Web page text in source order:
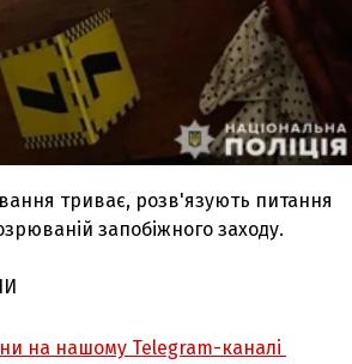
триває, розв'язують питання
запобіжного заходу.
на нашому Telegram-каналі